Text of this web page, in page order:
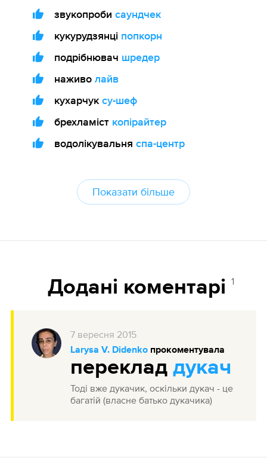
звукопроби саундчек
кукурудзянці попкорн
подрібнювач шредер
наживо лайв
кухарчук су-шеф
брехламіст копірайтер
водолікувальня спа-центр
Показати більше
Додані коментарі 1
7 вересня 2015
Larysa V. Didenkoпрокоментувала
переклад дукач
Тоді вже дукачик, оскільки дукач - це
багатій (власне батько дукачика)